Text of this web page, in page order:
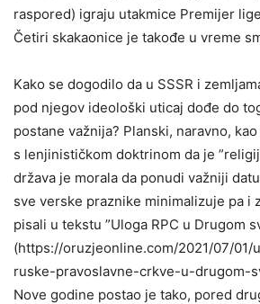
raspored) igraju utakmice Premijer
Četiri skakaonice je takođe u vreme
Kako se dogodilo da u SSSR i
pod njegov ideološki uticaj dođe do
postane važnija? Planski, naravno,
s lenjinističkom doktrinom da je
država je morala da ponudi važniji
sve verske praznike minimalizuje pa i
pisali u tekstu ”Uloga RPC u Drugom
(https://oruzjeonline.com/2021/07/
ruske-pravoslavne-crkve-u-drugom-
Nove godine postao je tako, pored